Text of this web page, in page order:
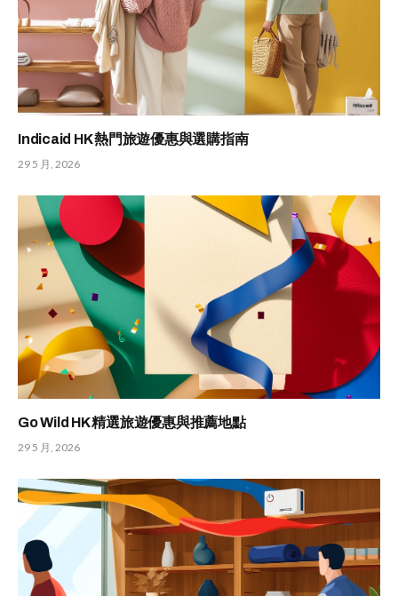
Indicaid HK 熱門旅遊優惠與選購指南
29 5 月, 2026
Go Wild HK 精選旅遊優惠與推薦地點
29 5 月, 2026